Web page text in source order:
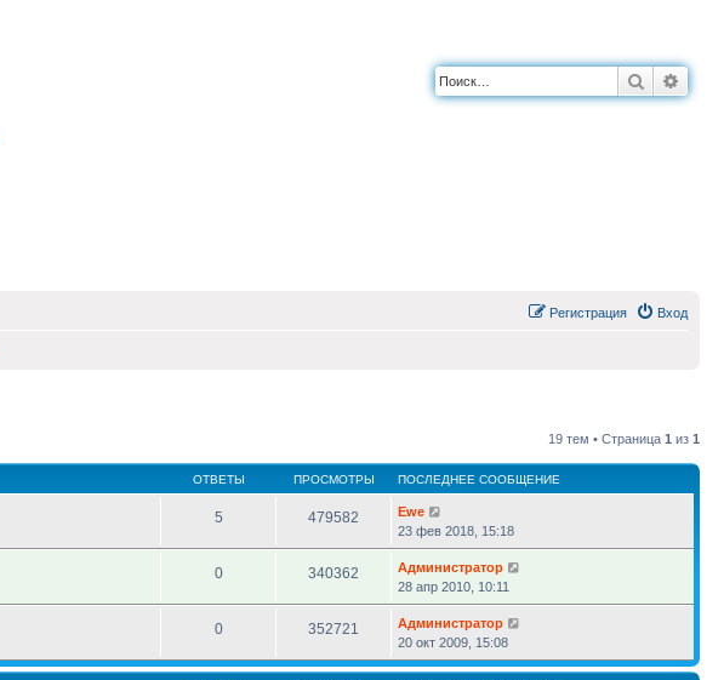
Поиск
Вход
Регистрация
19 тем • Страница 1 из 1
ОТВЕТЫ ПРОСМОТРЫ ПОСЛЕДНЕЕ СООБЩЕНИЕ
5 479582
Ewe
23 фев 2018, 15:18
0 340362
Администратор
28 апр 2010, 10:11
0 352721
Администратор
20 окт 2009, 15:08